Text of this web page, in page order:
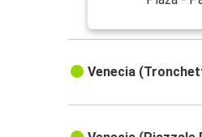
Venecia